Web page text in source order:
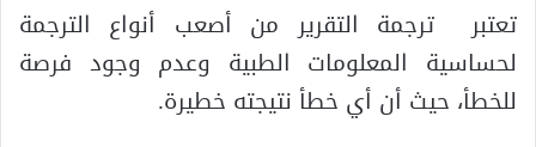
تعتبر ترجمة التقرير من أصعب أنواع الترجمة
لحساسية المعلومات الطبية وعدم وجود فرصة
للخطأ، حيث أن أي خطأ نتيجته خطيرة.